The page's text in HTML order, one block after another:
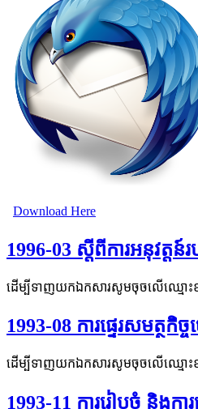
Download Here
1996-03 ស្ដីពីការអនុវត្
ដើម្បីទាញយកឯកសារសូមចុចលើឈ្មោះខ
1993-08 ការផ្ទេរសមត្ថ
ដើម្បីទាញយកឯកសារសូមចុចលើឈ្មោះខ
1993-11 ការរៀបចំ និងកា